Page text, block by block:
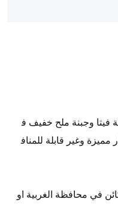
فيتا وجبنة ملح خفيف ف
وغير قابلة للمناف
في محافظة الغربية او